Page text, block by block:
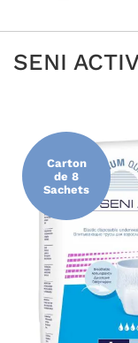
SENI
fin
de
la
galerie
d’images
Carton
de 8
Sachets